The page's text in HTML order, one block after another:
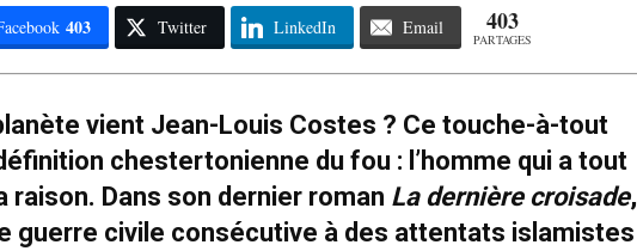
403 Twitter LinkedIn Email 403
PARTAGES
vient Jean-Louis Costes ? Ce touche-à-tout
chestertonienne du fou : l’homme qui a tout
raison. Dans son dernier roman La dernière croisade,
guerre civile consécutive à des attentats islamistes